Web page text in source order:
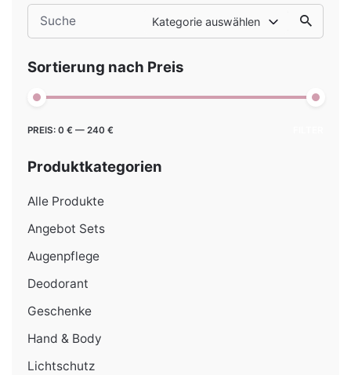
Search
for
Kategorie auswählen
Sortierung nach Preis
Min.
Max.
PREIS: 0 € — 240 €
Produktkategorien
Alle Produkte
Angebot Sets
Augenpflege
Deodorant
Geschenke
Hand & Body
Lichtschutz